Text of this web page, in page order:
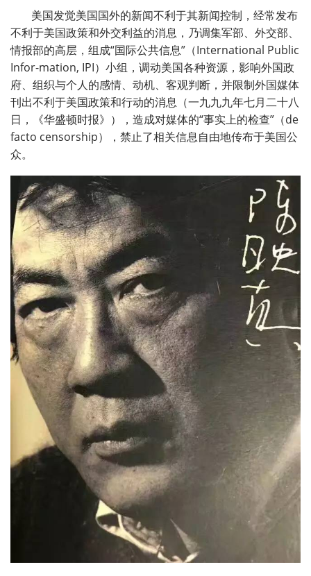
美国发觉美国国外的新闻不利于其新闻控制，经常发布
不利于美国政策和外交利益的消息，乃调集军部、外交部、
情报部的高层，组成“国际公共信息”（International Public
Infor-mation, IPI）小组，调动美国各种资源，影响外国政
府、组织与个人的感情、动机、客观判断，并限制外国媒体
刊出不利于美国政策和行动的消息（一九九九年七月二十八
日，《华盛顿时报》），造成对媒体的“事实上的检查”（de
facto censorship），禁止了相关信息自由地传布于美国公
众。